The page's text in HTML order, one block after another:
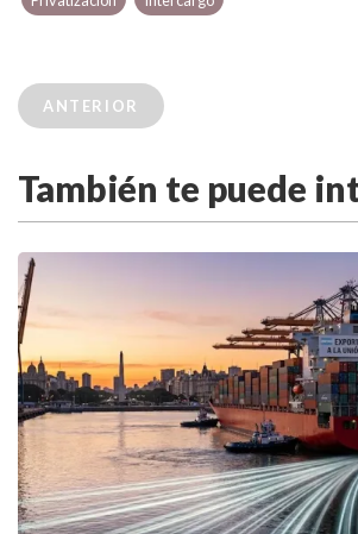
ANTERIOR
También te puede